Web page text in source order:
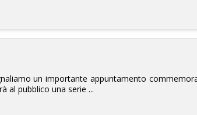
un importante appuntamento
al pubblico una serie ...